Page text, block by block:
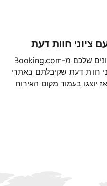
ציוני חוות דעת
עד שהאורחים הראשונים שלכם מ-Booking.com
חוות דעת שקיבלתם באתרי
יוצגו בעמוד מקום האירוח